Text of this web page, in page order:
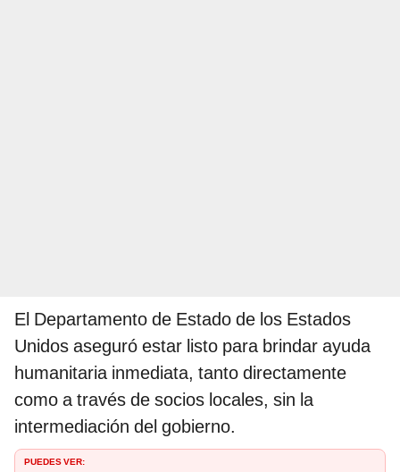
El Departamento de Estado de los Estados
Unidos aseguró estar listo para brindar ayuda
humanitaria inmediata, tanto directamente
como a través de socios locales, sin la
intermediación del gobierno.
PUEDES VER: